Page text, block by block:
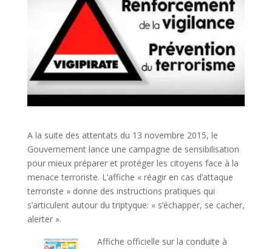
A la suite des attentats du 13 novembre 2015, le
Gouvernement lance une campagne de sensibilisation
pour mieux préparer et protéger les citoyens face à la
menace terroriste. L’affiche « réagir en cas d’attaque
terroriste » donne des instructions pratiques qui
s’articulent autour du triptyque: « s’échapper, se cacher,
alerter ».
Affiche officielle sur la conduite à